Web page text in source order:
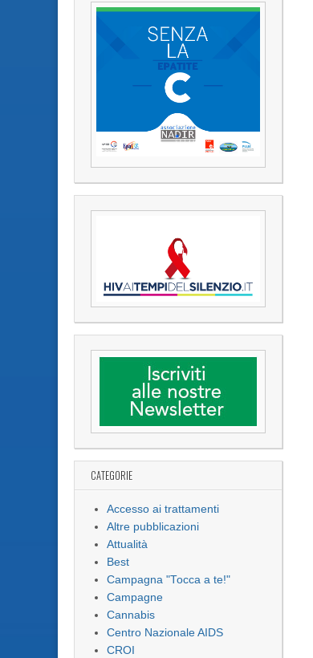
CATEGORIE
Accesso ai trattamenti
Altre pubblicazioni
Attualità
Best
Campagna "Tocca a te!"
Campagne
Cannabis
Centro Nazionale AIDS
CROI